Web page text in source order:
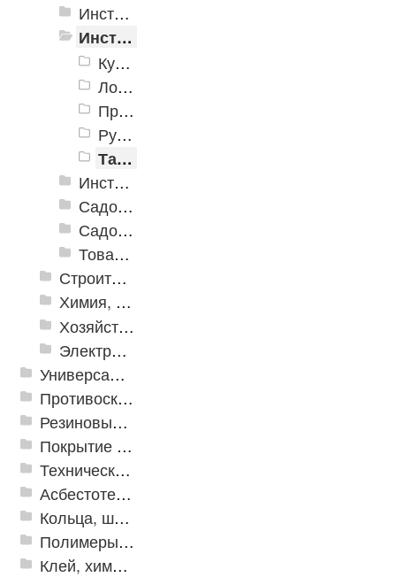
Инструменты для полива
Инструменты для почвы
Культиваторы, мотыги, плуги, плоскорезы, полольники
Лопаты, вилы, грабли, мотыги
Принадлежности для работы с почвой
Ручные инструменты для почвы
Тачки
Инструменты для растений
Садовая техника
Садовый декор
Товары для отдыха и пикника
Строительная Химия и принадлежности
Химия, крепеж, СИЗ
Хозяйственные принадлежности
Электрика и свет
Универсальные модульные покрытия
Противоскользящая защита для лестниц, профили, ленты
Резиновые и ПВХ дорожки
Покрытие из резиновой крошки
Техническая резина
Асбестотехнические и теплоизоляционные материалы
Кольца, шайбы, манжеты
Полимеры и пластики
Клей, химия, сопутствующие товары